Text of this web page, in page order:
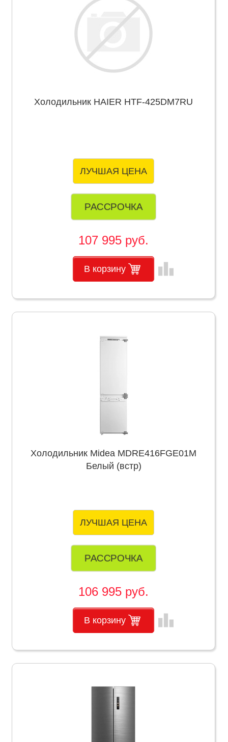
Холодильник HAIER HTF-425DM7RU
ЛУЧШАЯ ЦЕНА
РАССРОЧКА
107 995 руб.
В корзину leaderboard
Холодильник Midea MDRE416FGE01M
Белый (встр)
ЛУЧШАЯ ЦЕНА
РАССРОЧКА
106 995 руб.
В корзину leaderboard